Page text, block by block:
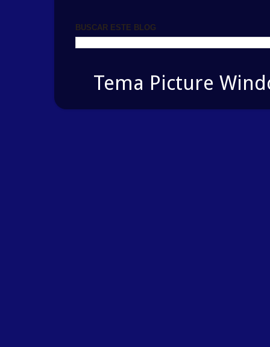
BUSCAR ESTE BLOG
Tema Picture